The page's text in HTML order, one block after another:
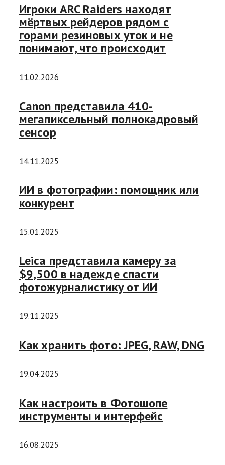
Игроки ARC Raiders находят
мёртвых рейдеров рядом с
горами резиновых уток и не
понимают, что происходит
11.02.2026
Canon представила 410-
мегапиксельный полнокадровый
сенсор
14.11.2025
ИИ в фотографии: помощник или
конкурент
15.01.2025
Leica представила камеру за
$9,500 в надежде спасти
фотожурналистику от ИИ
19.11.2025
Как хранить фото: JPEG, RAW, DNG
19.04.2025
Как настроить в Фотошопе
инструменты и интерфейс
16.08.2025